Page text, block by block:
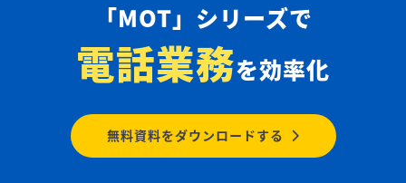
「MOT」シリーズで
電話業務を効率化
無料資料をダウンロードする